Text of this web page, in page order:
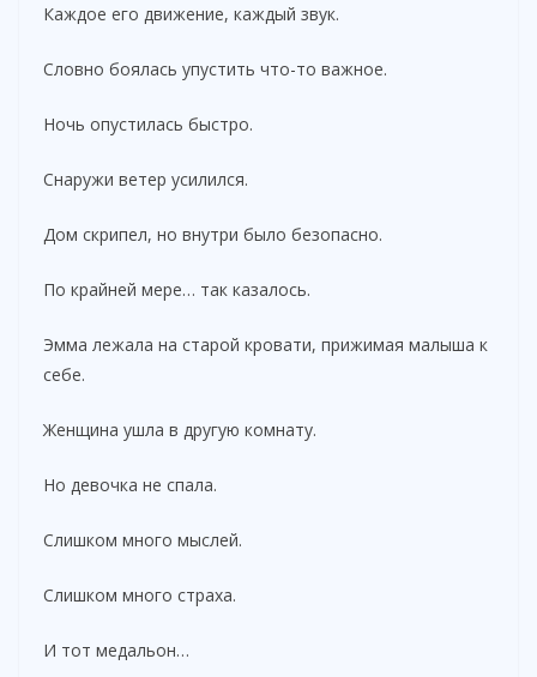
Каждое его движение, каждый звук.
Словно боялась упустить что-то важное.
Ночь опустилась быстро.
Снаружи ветер усилился.
Дом скрипел, но внутри было безопасно.
По крайней мере… так казалось.
Эмма лежала на старой кровати, прижимая малыша к
себе.
Женщина ушла в другую комнату.
Но девочка не спала.
Слишком много мыслей.
Слишком много страха.
И тот медальон…